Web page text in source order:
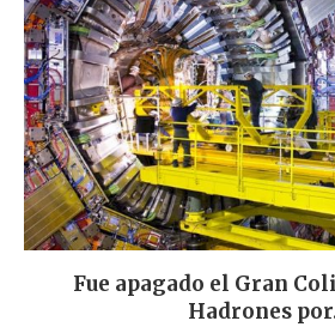
Fue apagado el Gran
Hadrones